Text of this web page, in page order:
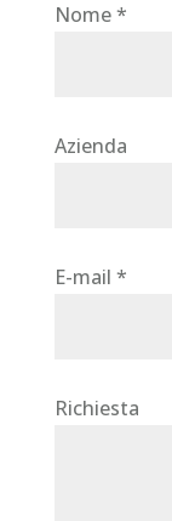
Nome *
Azienda
E-mail *
Richiesta